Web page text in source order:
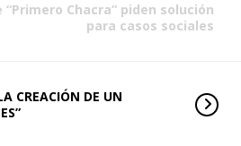
Chacra” piden solución
para casos sociales
CREACIÓN DE UN